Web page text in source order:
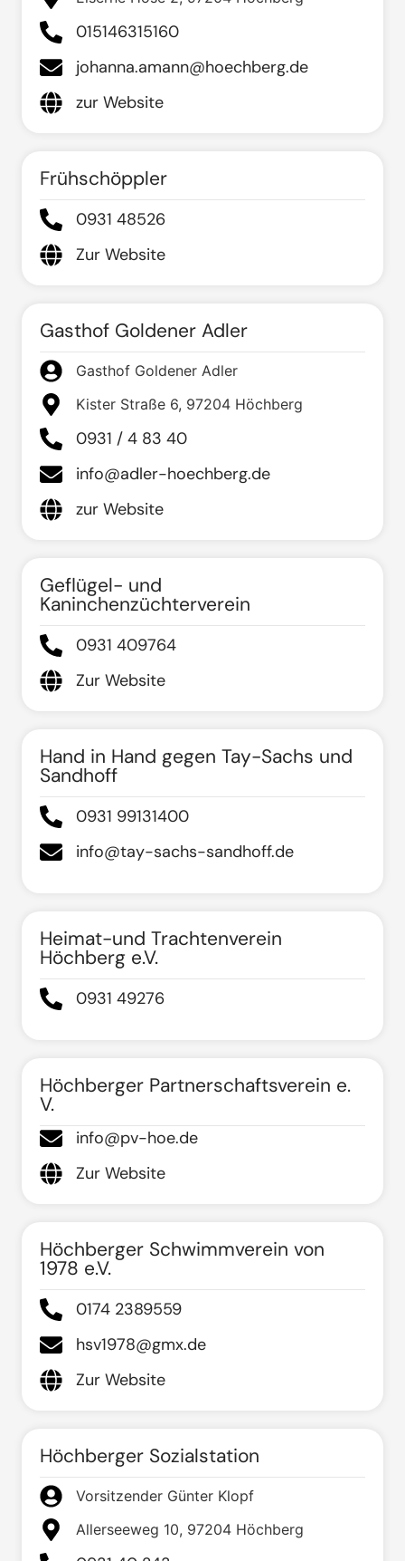
015146315160
johanna.amann@hoechberg.de
zur Website
Frühschöppler
0931 48526
Zur Website
Gasthof Goldener Adler
Gasthof Goldener Adler
Kister Straße 6, 97204 Höchberg
0931 / 4 83 40
info@adler-hoechberg.de
zur Website
Geflügel- und
Kaninchenzüchterverein
0931 409764
Zur Website
Hand in Hand gegen Tay-Sachs und
Sandhoff
0931 99131400
info@tay-sachs-sandhoff.de
Heimat-und Trachtenverein
Höchberg e.V.
0931 49276
Höchberger Partnerschaftsverein e.
V.
info@pv-hoe.de
Zur Website
Höchberger Schwimmverein von
1978 e.V.
0174 2389559
hsv1978@gmx.de
Zur Website
Höchberger Sozialstation
Vorsitzender Günter Klopf
Allerseeweg 10, 97204 Höchberg